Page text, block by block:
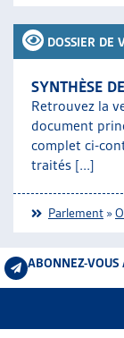
DOSSIER DE
SYNTHÈSE
Retrouvez la
document
complet ci-
traités [...]
Parlement »
ABONNEZ-VOUS